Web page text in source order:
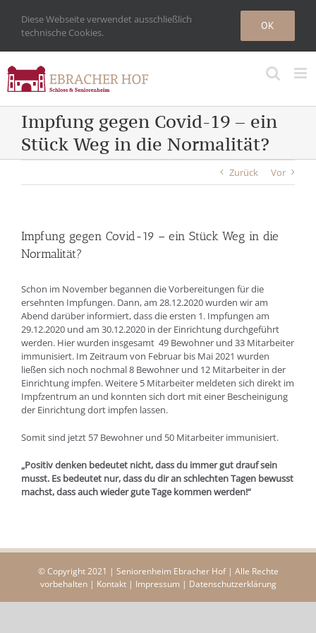
Inhalt
springen
Diese Webseite verwendet ausschließlich
technische Cookies.
OK
Impfung gegen Covid-19 – ein
Stück Weg in die Normalität?
Zurück Vor
Impfung gegen Covid-19 – ein Stück Weg in die
Normalität?
Schon im November begannen die Vorbereitungen für die
ersehnten Impfungen. Dann, am 28.12.2020 wurden wir am
Abend darüber informiert, dass die ersten 1. Impfungen am
29.12.2020 und am 30.12.2020 in der Einrichtung durchgeführt
werden. Hier wurden insgesamt 49 Bewohner und 33 Mitarbeiter
immunisiert. Im Zeitraum von Februar bis Mai 2021 wurden
ließen sich noch nochmal 8 Bewohner und 12 Mitarbeiter in der
Einrichtung impfen. Weitere 5 Mitarbeiter meldeten sich direkt im
Impfzentrum an und konnten sich dort mit einer Bescheinigung
der Einrichtung dort impfen lassen.
Somit sind jetzt 57 Bewohner und 50 Mitarbeiter immunisiert.
„Positiv denken bedeutet nicht, dass du immer gut drauf sein
musst. Es bedeutet nur, dass du dir an schlechten Tagen bewusst
machst, dass auch wieder gute Tage kommen werden!“
© Copyright 2021 | Seniorenheim Ebracher Hof | Alle Rechte
vorbehalten | Kontakt| Impressum | Datenschutzerklärung